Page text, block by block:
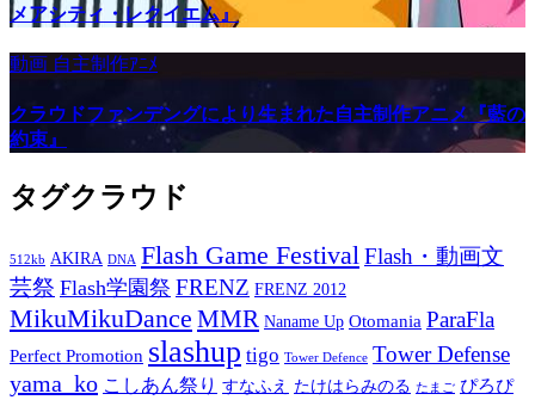
メアシティ・レクイエム』
動画 自主制作ｱﾆﾒ
クラウドファンデングにより生まれた自主制作アニメ『藍の
約束』
タグクラウド
512kb AKIRA DNA Flash Game FestivalFlash・動画文
芸祭 Flash学園祭 FRENZ FRENZ 2012
MikuMikuDance MMR Naname Up Otomania ParaFla
Perfect Promotion slashup tigo Tower Defence Tower Defense
yama_ko こしあん祭り すなふえ たけはらみのる たまご ぴろぴ